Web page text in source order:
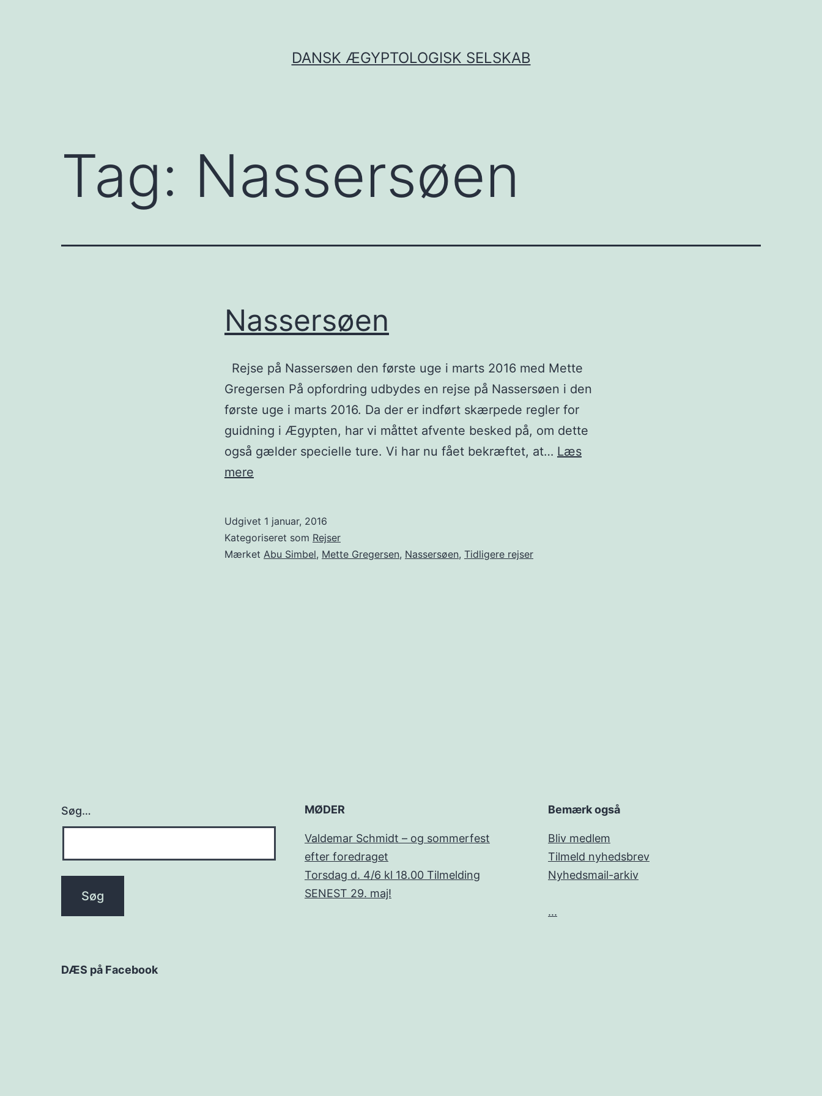
DANSK ÆGYPTOLOGISK SELSKAB
Tag: Nassersøen
Nassersøen
Rejse på Nassersøen den første uge i marts 2016 med Mette
Gregersen På opfordring udbydes en rejse på Nassersøen i den
første uge i marts 2016. Da der er indført skærpede regler for
guidning i Ægypten, har vi måttet afvente besked på, om dette
også gælder specielle ture. Vi har nu fået bekræftet, at… Læs
mere
Udgivet 1 januar, 2016
Kategoriseret som Rejser
Mærket Abu Simbel, Mette Gregersen, Nassersøen, Tidligere rejser
Søg… MØDER
Valdemar Schmidt – og sommerfest
efter foredraget
Torsdag d. 4/6 kl 18.00 Tilmelding
SENEST 29. maj!
Bemærk også
Bliv medlem
Tilmeld nyhedsbrev
Nyhedsmail-arkiv
...
DÆS på Facebook